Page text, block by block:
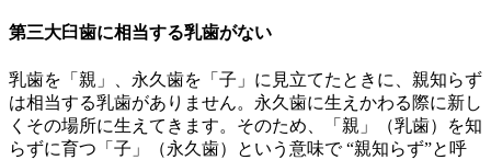
第三大臼歯に相当する乳歯がない
乳歯を「親」、永久歯を「子」に見立てたときに、親知らず
は相当する乳歯がありません。永久歯に生えかわる際に新し
くその場所に生えてきます。そのため、「親」（乳歯）を知
らずに育つ「子」（永久歯）という意味で “親知らず”と呼